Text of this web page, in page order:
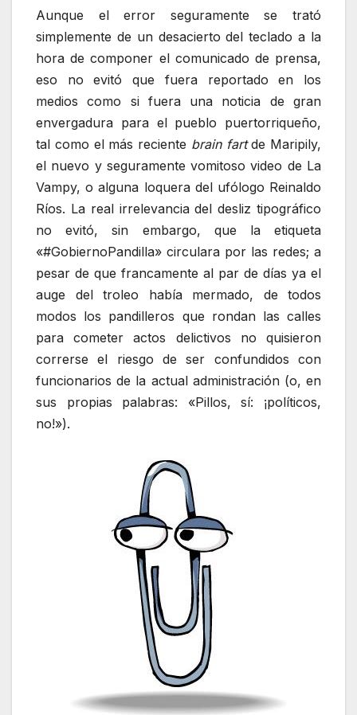
Aunque el error seguramente se trató
simplemente de un desacierto del teclado a la
hora de componer el comunicado de prensa,
eso no evitó que fuera reportado en los
medios como si fuera una noticia de gran
envergadura para el pueblo puertorriqueño,
tal como el más reciente brain fartde Maripily,
el nuevo y seguramente vomitoso video de La
Vampy, o alguna loquera del ufólogo Reinaldo
Ríos. La real irrelevancia del desliz tipográfico
no evitó, sin embargo, que la etiqueta
«#GobiernoPandilla» circulara por las redes; a
pesar de que francamente al par de días ya el
auge del troleo había mermado, de todos
modos los pandilleros que rondan las calles
para cometer actos delictivos no quisieron
correrse el riesgo de ser confundidos con
funcionarios de la actual administración (o, en
sus propias palabras: «Pillos, sí: ¡políticos,
no!»).